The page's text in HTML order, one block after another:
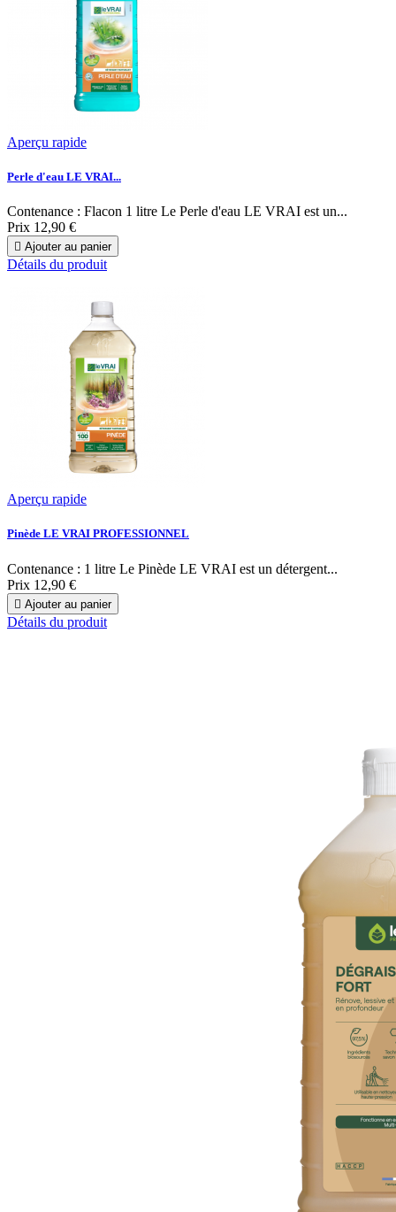
Aperçu rapide
Perle d'eau LE VRAI...
Contenance : Flacon 1 litre Le Perle d'eau LE VRAI est un...
Prix 12,90 €
 Ajouter au panier
Détails du produit
Aperçu rapide
Pinède LE VRAI PROFESSIONNEL
Contenance : 1 litre Le Pinède LE VRAI est un détergent...
Prix 12,90 €
 Ajouter au panier
Détails du produit